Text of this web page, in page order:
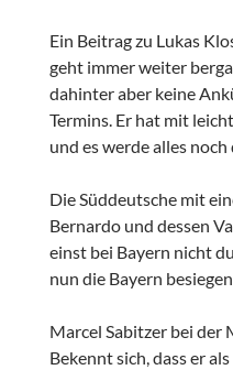
Ein Beitrag zu Lukas
geht immer weiter
dahinter aber keine
Termins. Er hat mit
und es werde alles noch
Die Süddeutsche mit
Bernardo und dessen
einst bei Bayern nicht
nun die Bayern
Marcel Sabitzer bei
Bekennt sich, dass er